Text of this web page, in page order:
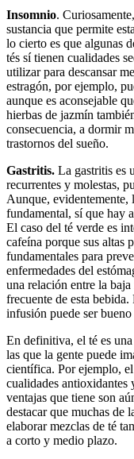
Insomnio.
sustancia que permite
lo cierto es que algunas
tés sí tienen cualidades
utilizar para descansar
estragón, por ejemplo,
aunque es aconsejable
hierbas de jazmín
consecuencia, a dormir
trastornos del sueño.
Gastritis. ​La gastritis es
recurrentes y molestas,
Aunque, evidentemente,
fundamental, sí que hay
El caso del té verde es
cafeína porque sus altas
fundamentales para
enfermedades del
una relación entre la
frecuente de esta
infusión puede ser
En definitiva, el té es
las que la gente puede
científica. Por ejemplo,
cualidades antioxidantes
ventajas que tiene son
destacar que muchas de
elaborar mezclas de té
a corto y medio plazo.